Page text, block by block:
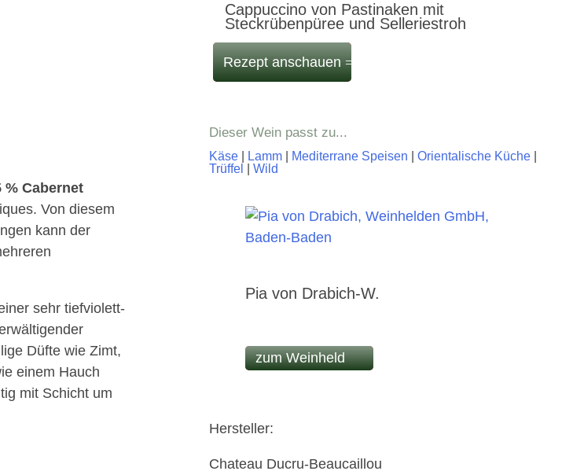
Cabernet
Von diesem
kann der
sehr tiefviolett-
Düfte wie Zimt,
einem Hauch
mit Schicht um
Cappuccino von Pastinaken mit
Steckrübenpüree und Selleriestroh
Rezept anschauen
Dieser Wein passt zu...
Käse| Lamm| Mediterrane Speisen Orientalische Küche|
Trüffel
Wild
Pia von Drabich-W.
zum Weinheld
Hersteller:
Chateau Ducru-Beaucaillou